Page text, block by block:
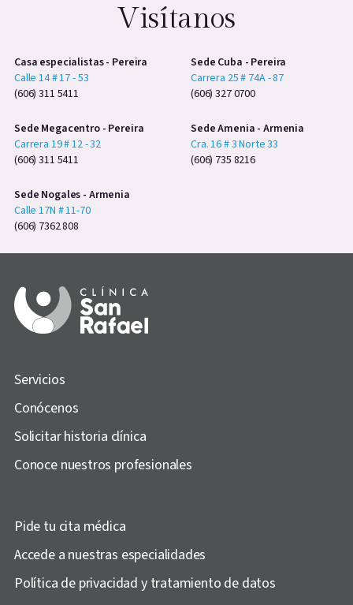
Visítanos
Casa especialistas - Pereira
Calle 14 # 17 - 53
(606) 311 5411
Sede Cuba - Pereira
Carrera 25 # 74A - 87
(606) 327 0700
Sede Megacentro - Pereira
Carrera 19 # 12 - 32
(606) 311 5411
Sede Amenia - Armenia
Cra. 16 # 3 Norte 33
(606) 735 8216
Sede Nogales - Armenia
Calle 17N # 11-70
(606) 7362 808
Servicios
Conócenos
Solicitar historia clínica
Conoce nuestros profesionales
Pide tu cita médica
Accede a nuestras especialidades
Política de privacidad y tratamiento de datos